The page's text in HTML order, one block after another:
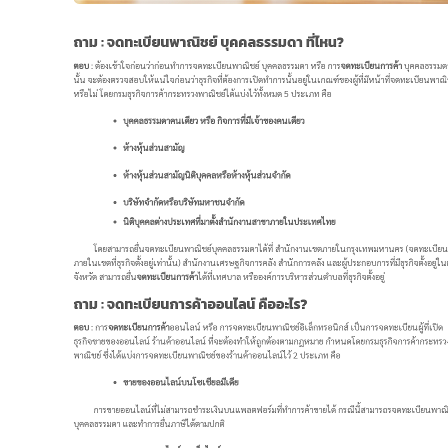
ถาม : จดทะเบียนพาณิชย์ บุคคลธรรมดา ที่ไหน?
ตอบ : ต้องเข้าใจก่อนว่าก่อนทำการจดทะเบียนพาณิชย์ บุคคลธรรมดา หรือ การจดทะเบียนการค้าบุคคลธรรมด
นั้น จะต้องตรวจสอบให้แน่ใจก่อนว่าธุรกิจที่ต้องการเปิดทำการนั้นอยู่ในเกณฑ์ของผู้ที่มีหน้าที่จดทะเบียนพา
หรือไม่ โดยกรมธุรกิจการค้ากระทรวงพาณิชย์ได้แบ่งไว้ทั้งหมด 5 ประเภท คือ
บุคคลธรรมดาคนเดียว หรือ กิจการที่มีเจ้าของคนเดียว
ห้างหุ้นส่วนสามัญ
ห้างหุ้นส่วนสามัญนิติบุคคลหรือห้างหุ้นส่วนจำกัด
บริษัทจำกัดหรือบริษัทมหาชนจำกัด
นิติบุคคลต่างประเทศที่มาตั้งสำนักงานสาขาภายในประเทศไทย
โดยสามารถยื่นจดทะเบียนพาณิชย์บุคคลธรรมดาได้ที่ สำนักงานเขตภายในกรุงเทพมหานคร (จดทะเบียน
ภายในเขตที่ธุรกิจตั้งอยู่เท่านั้น) สำนักงานเศรษฐกิจการคลัง สำนักการคลัง และผู้ประกอบการที่มีธุรกิจตั้งอยู่ใน
จังหวัด สามารถยื่นจดทะเบียนการค้าได้ที่เทศบาล หรือองค์การบริหารส่วนตำบลที่ธุรกิจตั้งอยู่
ถาม : จดทะเบียนการค้าออนไลน์ คืออะไร?
ตอบ : การจดทะเบียนการค้าออนไลน์ หรือ การจดทะเบียนพาณิชย์อิเล็กทรอนิกส์ เป็นการจดทะเบียนผู้ที่เปิด
ธุรกิจขายของออนไลน์ ร้านค้าออนไลน์ ที่จะต้องทำให้ถูกต้องตามกฎหมาย กำหนดโดยกรมธุรกิจการค้ากระทรว
พาณิชย์ ซึ่งได้แบ่งการจดทะเบียนพาณิชย์ของร้านค้าออนไลน์ไว้ 2 ประเภท คือ
ขายของออนไลน์บนโซเชียลมีเดีย
การขายออนไลน์ที่ไม่สามารถชำระเงินบนแพลตฟอร์มที่ทำการค้าขายได้ กรณีนี้สามารถรจดทะเบียนพา
บุคคลธรรมดา และทำการยื่นภาษีได้ตามปกติ